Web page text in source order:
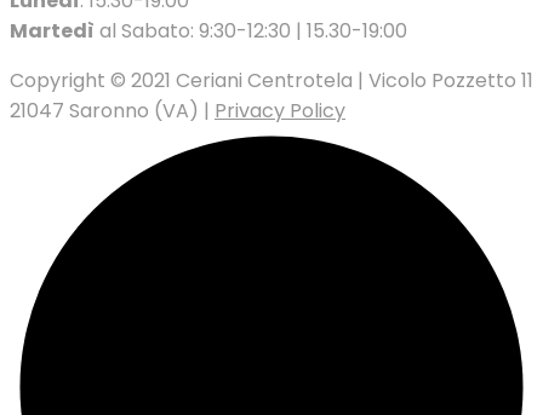
Martedì al Sabato: 9:30-12:30 | 15.30-19:00
Copyright © 2021 Ceriani Centrotela | Vicolo Pozzetto 11
21047 Saronno (VA) | Privacy Policy